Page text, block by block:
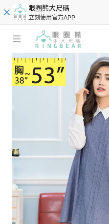
眼圈熊大尺碼
立刻使用官方APP